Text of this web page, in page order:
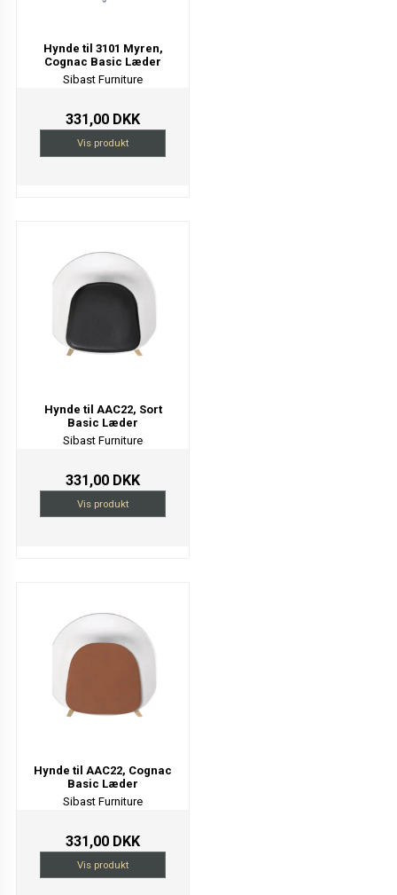
Hynde til 3101 Myren,
Cognac Basic Læder
Sibast Furniture
331,00 DKK
Vis produkt
Hynde til AAC22, Sort
Basic Læder
Sibast Furniture
331,00 DKK
Vis produkt
Hynde til AAC22, Cognac
Basic Læder
Sibast Furniture
331,00 DKK
Vis produkt